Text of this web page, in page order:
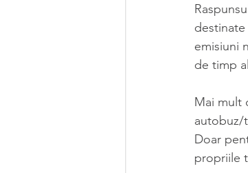
emisiuni
de timp
Mai mult
autobuz/
Doar
propriile